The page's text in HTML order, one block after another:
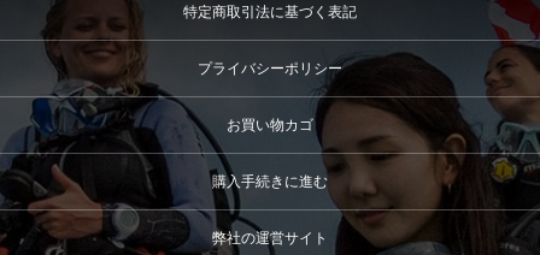
特定商取引法に基づく表記
プライバシーポリシー
お買い物カゴ
購入手続きに進む
弊社の運営サイト